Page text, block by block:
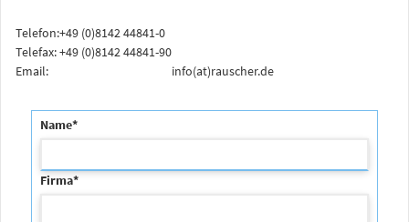
Telefon:+49 (0)8142 44841-0
Telefax:+49 (0)8142 44841-90
Email:
info(at)rauscher.de
Name*
Firma*